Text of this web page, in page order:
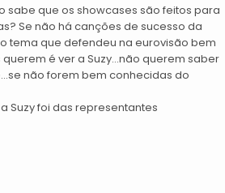
sabe que os showcases são feitos para
Se não há canções de sucesso da
tema que defendeu na eurovisão bem
é ver a Suzy...não querem saber
não forem bem conhecidas do
Suzy foi das representantes